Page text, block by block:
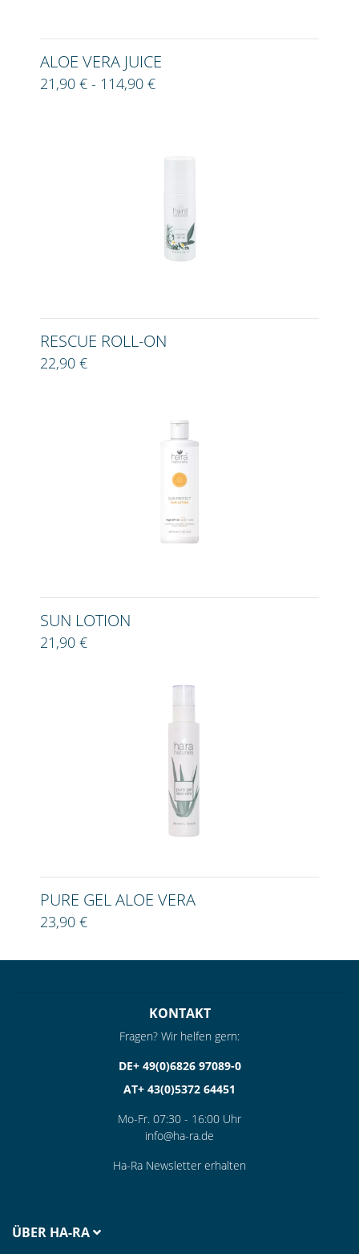
ALOE VERA JUICE
21,90 € - 114,90 €
RESCUE ROLL-ON
22,90 €
SUN LOTION
21,90 €
PURE GEL ALOE VERA
23,90 €
KONTAKT
Fragen? Wir helfen gern:
DE+ 49(0)6826 97089-0
AT+ 43(0)5372 64451
Mo-Fr. 07:30 - 16:00 Uhr
info@ha-ra.de
Ha-Ra Newsletter erhalten
ÜBER HA-RA